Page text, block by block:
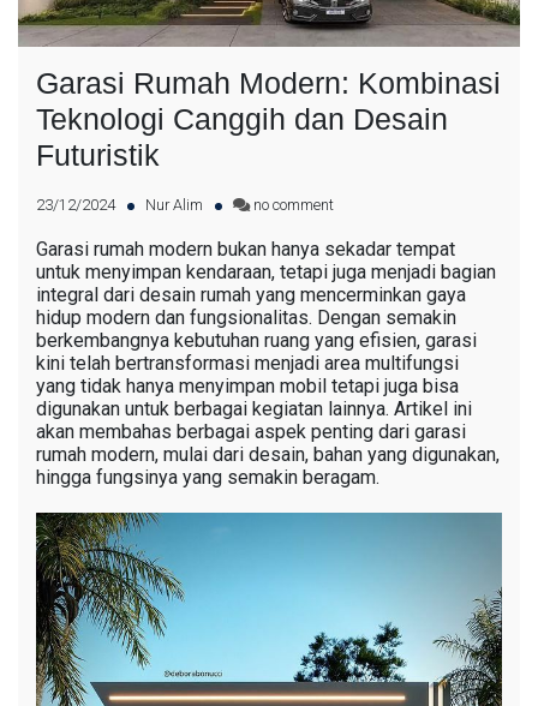
Garasi Rumah Modern: Kombinasi
Teknologi Canggih dan Desain
Futuristik
23/12/2024 Nur Alim no comment
Garasi rumah modern bukan hanya sekadar tempat
untuk menyimpan kendaraan, tetapi juga menjadi bagian
integral dari desain rumah yang mencerminkan gaya
hidup modern dan fungsionalitas. Dengan semakin
berkembangnya kebutuhan ruang yang efisien, garasi
kini telah bertransformasi menjadi area multifungsi
yang tidak hanya menyimpan mobil tetapi juga bisa
digunakan untuk berbagai kegiatan lainnya. Artikel ini
akan membahas berbagai aspek penting dari garasi
rumah modern, mulai dari desain, bahan yang digunakan,
hingga fungsinya yang semakin beragam.